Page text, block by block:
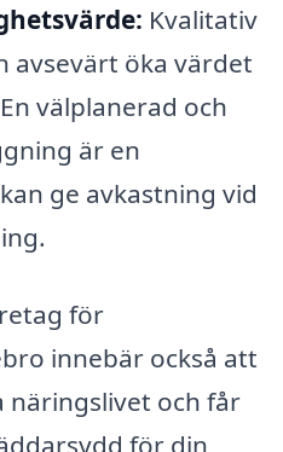
Kvalitativ
avsevärt öka värdet
välplanerad och
är en
ge avkastning vid
för
innebär också att
näringslivet och får
för din